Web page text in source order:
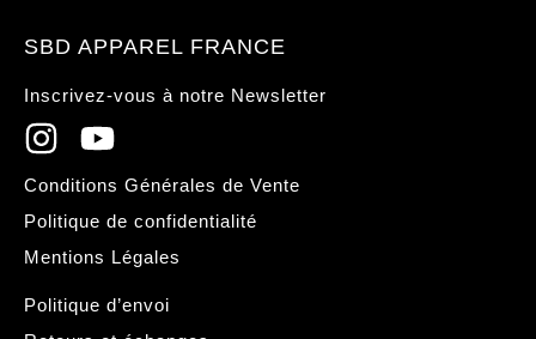
SBD APPAREL FRANCE
Inscrivez-vous à notre Newsletter
Conditions Générales de Vente
Politique de confidentialité
Mentions Légales
Politique d’envoi